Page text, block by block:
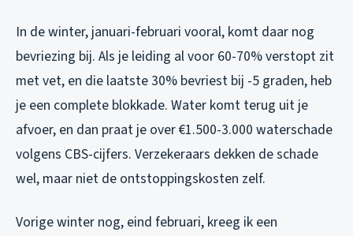
In de winter, januari-februari vooral, komt daar nog
bevriezing bij. Als je leiding al voor 60-70% verstopt zit
met vet, en die laatste 30% bevriest bij -5 graden, heb
je een complete blokkade. Water komt terug uit je
afvoer, en dan praat je over €1.500-3.000 waterschade
volgens CBS-cijfers. Verzekeraars dekken de schade
wel, maar niet de ontstoppingskosten zelf.
Vorige winter nog, eind februari, kreeg ik een